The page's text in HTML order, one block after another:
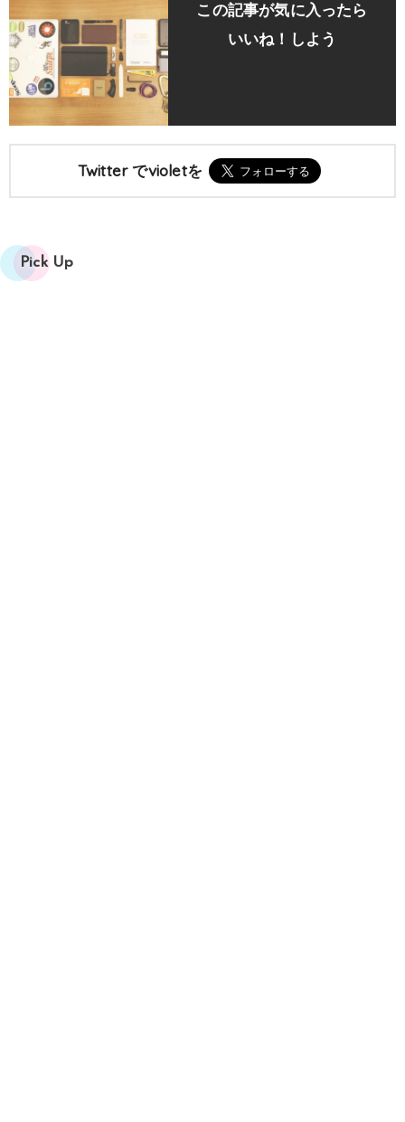
この記事が気に入ったら
いいね！しよう
Twitter でvioletを
Pick Up